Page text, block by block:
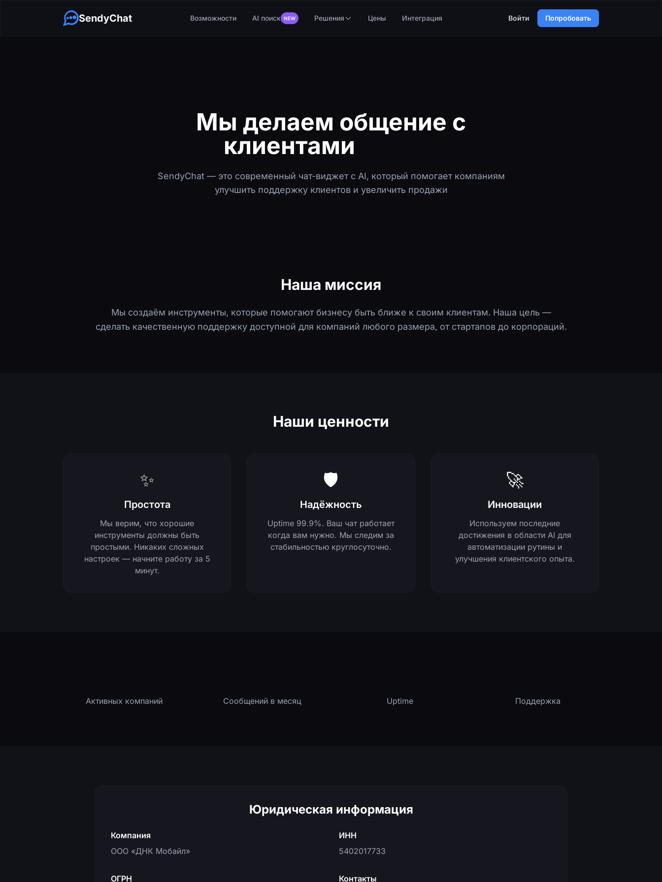
SendyChat Возможности AI поиск NEW Решения Цены Интеграция Войти Попробовать
Мы делаем общение с
клиентами
SendyChat — это современный чат-виджет с AI, который помогает компаниям
улучшить поддержку клиентов и увеличить продажи
Наша миссия
Мы создаём инструменты, которые помогают бизнесу быть ближе к своим клиентам. Наша цель —
сделать качественную поддержку доступной для компаний любого размера, от стартапов до корпораций.
Наши ценности
✨
Простота
Мы верим, что хорошие
инструменты должны быть
простыми. Никаких сложных
настроек — начните работу за 5
минут.
🛡️
Надёжность
Uptime 99.9%. Ваш чат работает
когда вам нужно. Мы следим за
стабильностью круглосуточно.
🚀
Инновации
Используем последние
достижения в области AI для
автоматизации рутины и
улучшения клиентского опыта.
Активных компаний Сообщений в месяц Uptime Поддержка
Юридическая информация
Компания
ООО «ДНК Мобайл»
ИНН
5402017733
ОГРН Контакты